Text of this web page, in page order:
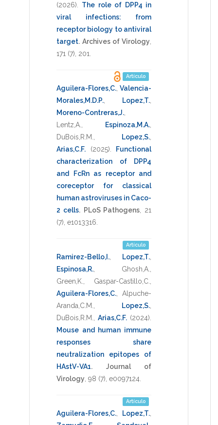
(2026)
The role of DPP4 in
viral infections: from
receptor biology to antiviral
target. Archives of Virology
171 (7), 201
Artículo
Aguilera-Flores,C. Valencia-
Morales,M.D.P.
Lopez,T.
Moreno-Contreras,J.
Lentz,A.
Espinoza,M.A.
DuBois,R.M.
Lopez,S.
Arias,C.F.
(2025)
Functional
characterization of DPP4
and FcRn as receptor and
coreceptor for classical
human astroviruses in Caco-
2 cells. PLoS Pathogens
21
(7), e1013316
Artículo
Ramirez-Bello,I. Lopez,T.
Espinosa,R.
Ghosh,A.
Green,K.
Gaspar-Castillo,C.
Aguilera-Flores,C.
Alpuche-
Aranda,C.M.
Lopez,S.
DuBois,R.M.
Arias,C.F. (2024)
Mouse and human immune
responses share
neutralization epitopes of
HAstV-VA1.
Journal of
Virology 98 (7), e0097124
Artículo
Aguilera-Flores,C. Lopez,T.